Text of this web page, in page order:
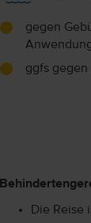
gegen
ggfs gegen
Die Reise